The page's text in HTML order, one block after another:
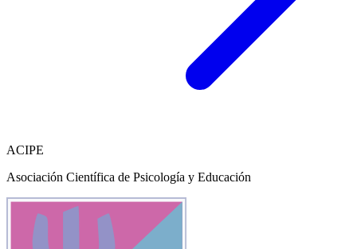
ACIPE
Asociación Científica de Psicología y Educación